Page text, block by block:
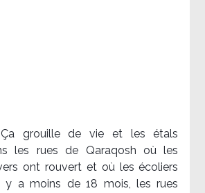
Ça grouille de vie et les étals
les rues de Qaraqosh où les
ont rouvert et où les écoliers
y a moins de 18 mois, les rues